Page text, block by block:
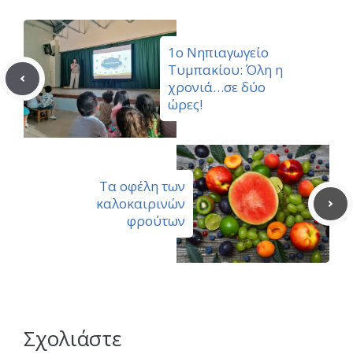
1ο Νηπιαγωγείο
Τυμπακίου: Όλη η
χρονιά…σε δύο
ώρες!
Τα οφέλη των
καλοκαιρινών
φρούτων
Σχολιάστε